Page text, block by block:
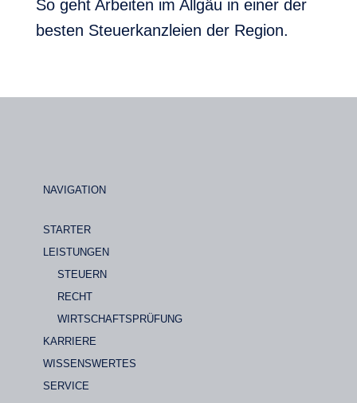
So geht Arbeiten im Allgäu in einer der
besten Steuerkanzleien der Region.
NAVIGATION
STARTER
LEISTUNGEN
STEUERN
RECHT
WIRTSCHAFTSPRÜFUNG
KARRIERE
WISSENSWERTES
SERVICE